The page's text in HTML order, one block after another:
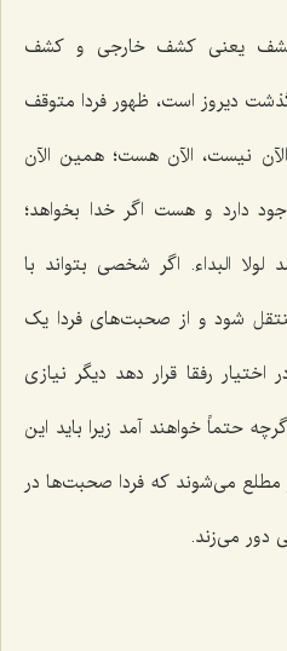
کشف یعنی کشف خارجی و کشف
دیروز است، ظهور فردا متوقف
نیست، الآن هست؛ همین الآن
دارد و هست اگر خدا بخواهد؛
لولا البداء. اگر شخصی بتواند با
شود و از صحبت‌های فردا یک
اختیار رفقا قرار دهد دیگر نیازی
حتماً خواهند آمد زیرا باید این
مطلع می‌شوند که فردا صحبت‌ها در
دور می‌زند.